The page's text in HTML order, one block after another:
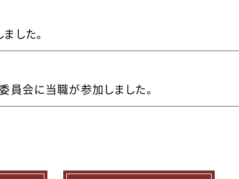
した。
員会に当職が参加しました。